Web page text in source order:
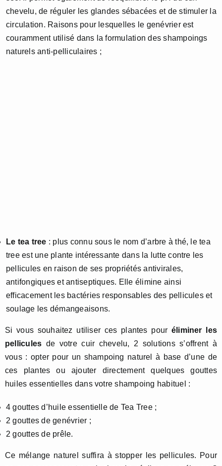
chevelu, de réguler les glandes sébacées et de stimuler la
circulation. Raisons pour lesquelles le genévrier est
couramment utilisé dans la formulation des shampoings
naturels anti-pelliculaires ;
Le tea tree : plus connu sous le nom d’arbre à thé, le tea
tree est une plante intéressante dans la lutte contre les
pellicules en raison de ses propriétés antivirales,
antifongiques et antiseptiques. Elle élimine ainsi
efficacement les bactéries responsables des pellicules et
soulage les démangeaisons.
Si vous souhaitez utiliser ces plantes pour éliminer les
pellicules de votre cuir chevelu, 2 solutions s’offrent à
vous : opter pour un shampoing naturel à base d’une de
ces plantes ou ajouter directement quelques gouttes
huiles essentielles dans votre shampoing habituel :
4 gouttes d’huile essentielle de Tea Tree ;
2 gouttes de genévrier ;
2 gouttes de prêle.
Ce mélange naturel suffira à stopper les pellicules. Pour